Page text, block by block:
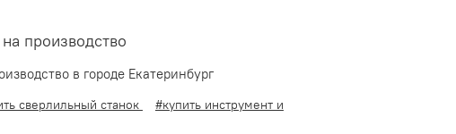
производство
в городе Екатеринбург
сверлильный станок
#купить инструмент и